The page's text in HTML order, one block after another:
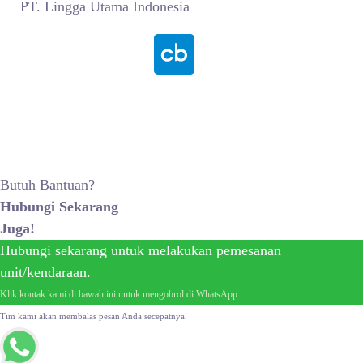
PT. Lingga Utama Indonesia
Butuh Bantuan?
Hubungi Sekarang
Juga!
Hubungi sekarang untuk melakukan pemesanan
unit/kendaraan.
Klik kontak kami di bawah ini untuk mengobrol di WhatsApp
Tim kami akan membalas pesan Anda secepatnya.